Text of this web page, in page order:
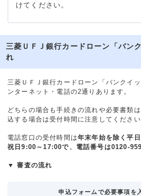
けてください。
三菱ＵＦＪ銀行カードローン「バン
れ
三菱ＵＦＪ銀行カードローン「バンクイ
ンターネット・電話の2通りあります。
どちらの場合も手続きの流れや必要書類
込する場合は受付時間に注意してください
電話窓口の受付時間は年末年始を除く平
祝日9:00～17:00で、電話番号は0120-
▼ 審査の流れ
申込フォームで必要事項を